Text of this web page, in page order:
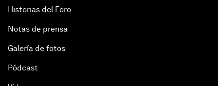
Historias del Foro
Notas de prensa
Galería de fotos
Pódcast